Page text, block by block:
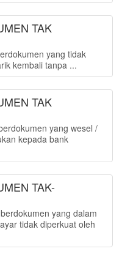
TAK
yang tidak
kembali tanpa ...
TAK
yang wesel /
kepada bank
TAK-
yang dalam
tidak diperkuat oleh